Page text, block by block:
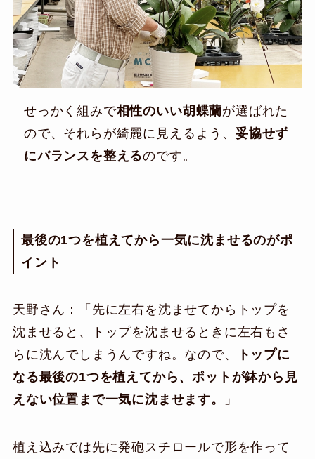
せっかく組みで相性のいい胡蝶蘭が選ばれた
ので、それらが綺麗に見えるよう、 妥協せず
にバランスを整えるのです。
最後の1つを植えてから一気に沈ませるのがポ
イント
天野さん：「先に左右を沈ませてからトップを
沈ませると、トップを沈ませるときに左右もさ
らに沈んでしまうんですね。なので、
トップに
なる最後の1つを植えてから、ポットが鉢から見
えない位置まで一気に沈ませます。
」
植え込みでは先に発砲スチロールで形を作って